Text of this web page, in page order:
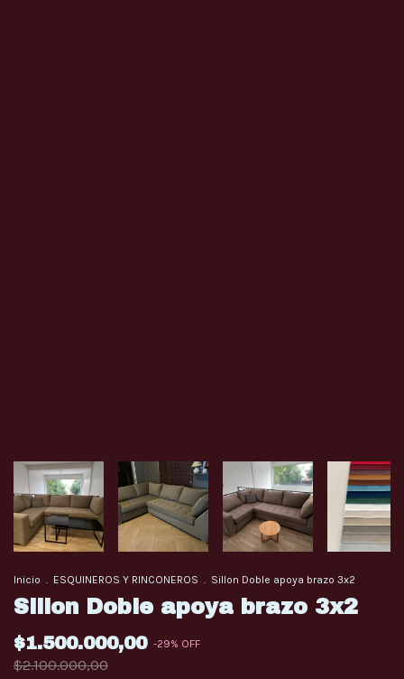
Inicio . ESQUINEROS Y RINCONEROS . Sillon Doble apoya brazo 3x2
Sillon Doble apoya brazo 3x2
$1.500.000,00 -29% OFF
$2.100.000,00